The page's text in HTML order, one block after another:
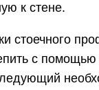
к стене.
стоечного
с помощью